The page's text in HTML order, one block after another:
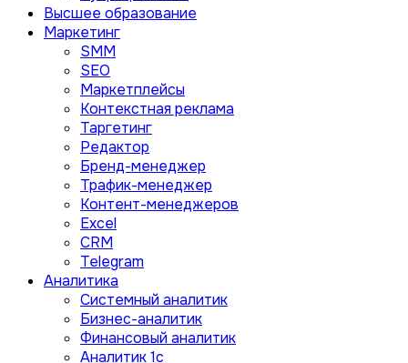
Высшее образование
Маркетинг
SMM
SEO
Маркетплейсы
Контекстная реклама
Таргетинг
Редактор
Бренд-менеджер
Трафик-менеджер
Контент-менеджеров
Excel
CRM
Telegram
Аналитика
Системный аналитик
Бизнес-аналитик
Финансовый аналитик
Aналитик 1с